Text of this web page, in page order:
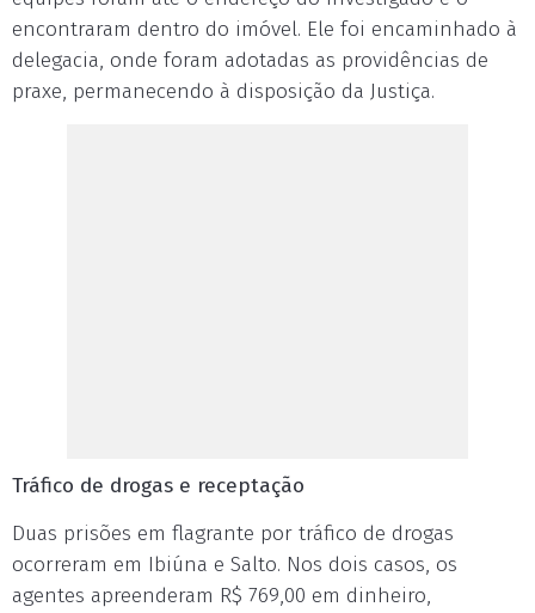
encontraram dentro do imóvel. Ele foi encaminhado à
delegacia, onde foram adotadas as providências de
praxe, permanecendo à disposição da Justiça.
Tráfico de drogas e receptação
Duas prisões em flagrante por tráfico de drogas
ocorreram em Ibiúna e Salto. Nos dois casos, os
agentes apreenderam R$ 769,00 em dinheiro,